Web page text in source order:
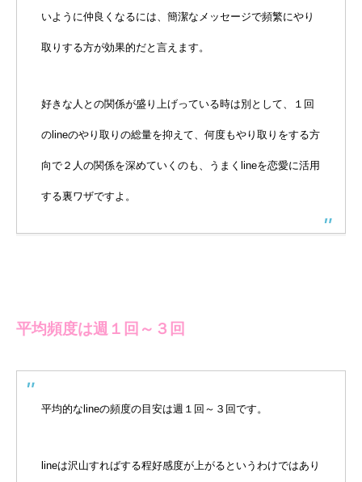
いように仲良くなるには、簡潔なメッセージで頻繁にやり
取りする方が効果的だと言えます。
好きな人との関係が盛り上げっている時は別として、１回
のlineのやり取りの総量を抑えて、何度もやり取りをする方
向で２人の関係を深めていくのも、うまくlineを恋愛に活用
する裏ワザですよ。
平均頻度は週１回～３回
平均的なlineの頻度の目安は週１回～３回です。
lineは沢山すればする程好感度が上がるというわけではあり